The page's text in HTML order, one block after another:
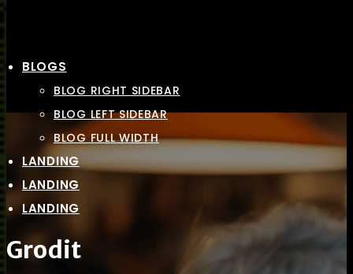
BLOGS
BLOG RIGHT SIDEBAR
BLOG LEFT SIDEBAR
BLOG FULL WIDTH
LANDING
LANDING
LANDING
Grodit